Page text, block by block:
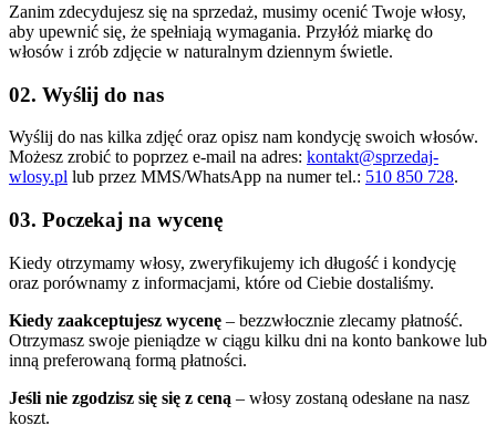
Zanim zdecydujesz się na sprzedaż, musimy ocenić Twoje włosy,
aby upewnić się, że spełniają wymagania. Przyłóż miarkę do
włosów i zrób zdjęcie w naturalnym dziennym świetle.
02. Wyślij do nas
Wyślij do nas kilka zdjęć oraz opisz nam kondycję swoich włosów.
Możesz zrobić to poprzez e-mail na adres: kontakt@sprzedaj-
wlosy.pl lub przez MMS/WhatsApp na numer tel.: 510 850 728.
03. Poczekaj na wycenę
Kiedy otrzymamy włosy, zweryfikujemy ich długość i kondycję
oraz porównamy z informacjami, które od Ciebie dostaliśmy.
Kiedy zaakceptujesz wycenę – bezzwłocznie zlecamy płatność.
Otrzymasz swoje pieniądze w ciągu kilku dni na konto bankowe lub
inną preferowaną formą płatności.
Jeśli nie zgodzisz się się z ceną – włosy zostaną odesłane na nasz
koszt.